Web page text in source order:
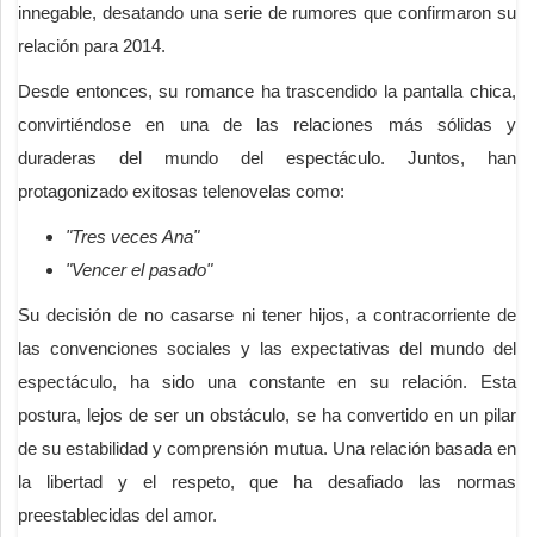
innegable, desatando una serie de rumores que confirmaron su
relación para 2014.
Desde entonces, su romance ha trascendido la pantalla chica,
convirtiéndose en una de las relaciones más sólidas y
duraderas del mundo del espectáculo. Juntos, han
protagonizado exitosas telenovelas como:
"Tres veces Ana"
"Vencer el pasado"
Su decisión de no casarse ni tener hijos, a contracorriente de
las convenciones sociales y las expectativas del mundo del
espectáculo, ha sido una constante en su relación. Esta
postura, lejos de ser un obstáculo, se ha convertido en un pilar
de su estabilidad y comprensión mutua. Una relación basada en
la libertad y el respeto, que ha desafiado las normas
preestablecidas del amor.